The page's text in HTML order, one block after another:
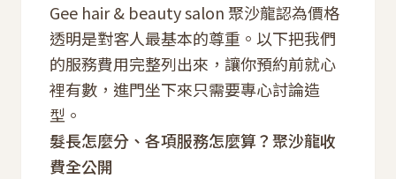
Gee hair & beauty salon 聚沙龍認為價格
透明是對客人最基本的尊重。以下把我們
的服務費用完整列出來，讓你預約前就心
裡有數，進門坐下來只需要專心討論造
型。
髮長怎麼分、各項服務怎麼算？聚沙龍收
費全公開